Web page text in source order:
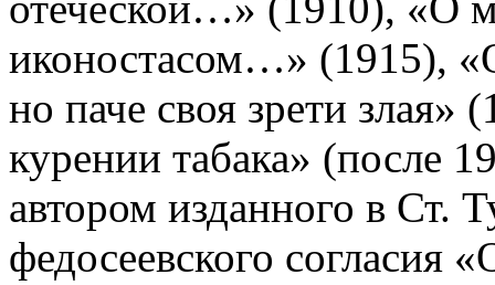
иконостасом…» (1915),
но паче своя зрети злая»
курении табака» (после
автором изданного в Ст.
федосеевского согласия